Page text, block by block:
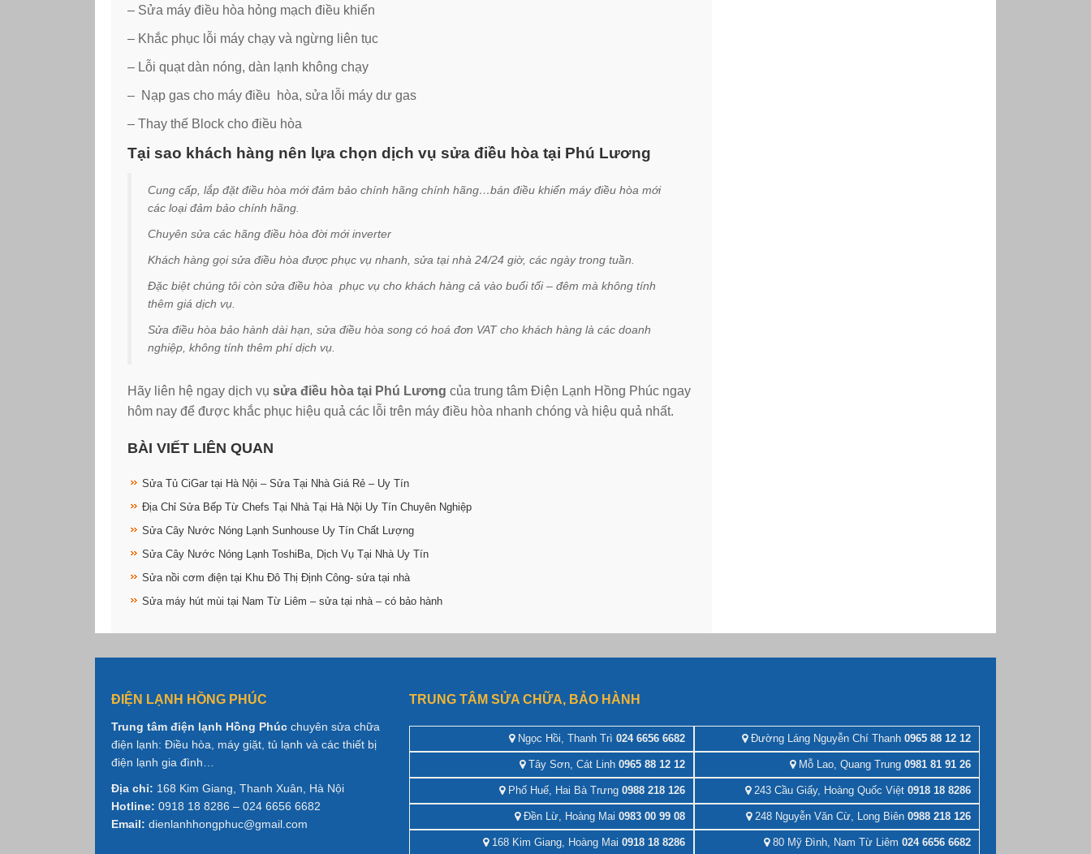
– Sửa máy điều hòa hỏng mạch điều khiển
– Khắc phục lỗi máy chạy và ngừng liên tục
– Lỗi quạt dàn nóng, dàn lạnh không chạy
– Nạp gas cho máy điều hòa, sửa lỗi máy dư gas
– Thay thế Block cho điều hòa
Tại sao khách hàng nên lựa chọn dịch vụ sửa điều hòa tại Phú Lương
Cung cấp, lắp đặt điều hòa mới đảm bảo chính hãng chính hãng…bán điều khiển máy điều hòa mới
các loại đảm bảo chính hãng.
Chuyên sửa các hãng điều hòa đời mới inverter
Khách hàng gọi sửa điều hòa được phục vụ nhanh, sửa tại nhà 24/24 giờ, các ngày trong tuần.
Đặc biệt chúng tôi còn sửa điều hòa phục vụ cho khách hàng cả vào buổi tối – đêm mà không tính
thêm giá dịch vụ.
Sửa điều hòa bảo hành dài hạn, sửa điều hòa song có hoá đơn VAT cho khách hàng là các doanh
nghiệp, không tính thêm phí dịch vụ.
Hãy liên hệ ngay dịch vụ sửa điều hòa tại Phú Lương của trung tâm Điện Lạnh Hồng Phúc ngay
hôm nay để được khắc phục hiệu quả các lỗi trên máy điều hòa nhanh chóng và hiệu quả nhất.
BÀI VIẾT LIÊN QUAN
Sửa Tủ CiGar tại Hà Nội – Sửa Tại Nhà Giá Rẻ – Uy Tín
Địa Chỉ Sửa Bếp Từ Chefs Tại Nhà Tại Hà Nội Uy Tín Chuyên Nghiệp
Sửa Cây Nước Nóng Lạnh Sunhouse Uy Tín Chất Lượng
Sửa Cây Nước Nóng Lạnh ToshiBa, Dịch Vụ Tại Nhà Uy Tín
Sửa nồi cơm điện tại Khu Đô Thị Định Công- sửa tại nhà
Sửa máy hút mùi tại Nam Từ Liêm – sửa tại nhà – có bảo hành
ĐIỆN LẠNH HỒNG PHÚC
Trung tâm điện lạnh Hồng Phúc chuyên sửa chữa
điện lạnh: Điều hòa, máy giặt, tủ lạnh và các thiết bị
điện lạnh gia đình…
Địa chỉ: 168 Kim Giang, Thanh Xuân, Hà Nội
Hotline: 0918 18 8286 – 024 6656 6682
Email: dienlanhhongphuc@gmail.com
TRUNG TÂM SỬA CHỮA, BẢO HÀNH
Ngọc Hồi, Thanh Trì 024 6656 6682 Đường Láng Nguyễn Chí Thanh0965 88 12 12
Tây Sơn, Cát Linh 0965 88 12 12 Mỗ Lao, Quang Trung0981 81 91 26
Phố Huế, Hai Bà Trưng 0988 218 126 243 Cầu Giấy, Hoàng Quốc Việt0918 18 8286
Đền Lừ, Hoàng Mai 0983 00 99 08 248 Nguyễn Văn Cừ, Long Biên0988 218 126
168 Kim Giang, Hoàng Mai 0918 18 8286 80 Mỹ Đình, Nam Từ Liêm 024 6656 6682